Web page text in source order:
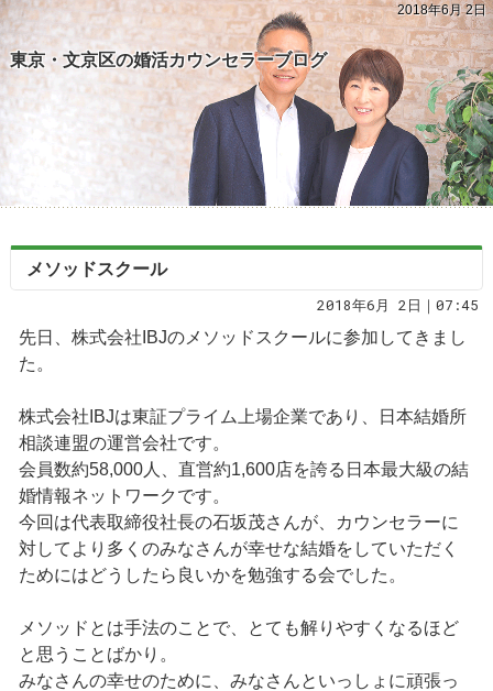
2018年6月 2日
東京・文京区の婚活カウンセラーブログ
メソッドスクール
2018年6月 2日｜07:45
先日、株式会社IBJのメソッドスクールに参加してきまし
た。
株式会社IBJは東証プライム上場企業であり、日本結婚所
相談連盟の運営会社です。
会員数約58,000人、直営約1,600店を誇る日本最大級の結
婚情報ネットワークです。
今回は代表取締役社長の石坂茂さんが、カウンセラーに
対してより多くのみなさんが幸せな結婚をしていただく
ためにはどうしたら良いかを勉強する会でした。
メソッドとは手法のことで、とても解りやすくなるほど
と思うことばかり。
みなさんの幸せのために、みなさんといっしょに頑張っ